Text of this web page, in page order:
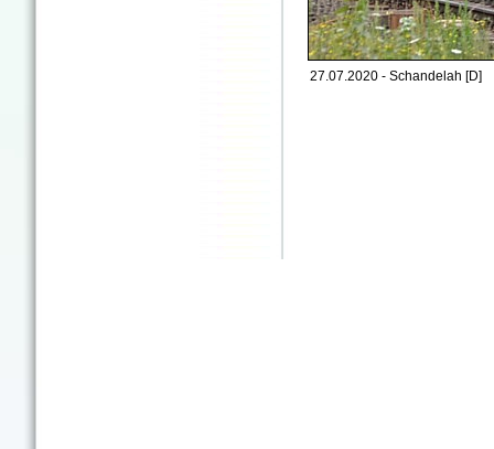
27.07.2020 - Schandelah [D]